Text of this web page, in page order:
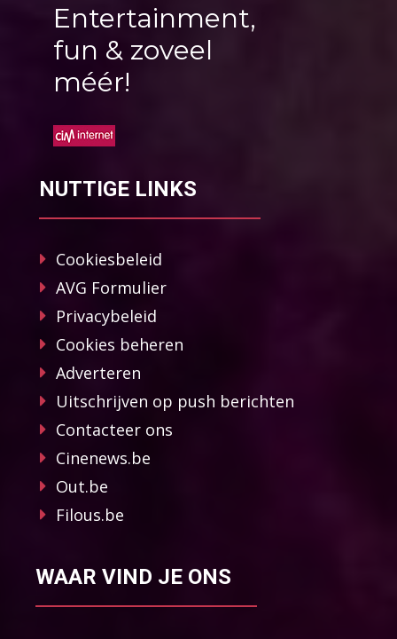
Entertainment,
fun & zoveel
méér!
NUTTIGE LINKS
Cookiesbeleid
AVG Formulier
Privacybeleid
Cookies beheren
Adverteren
Uitschrijven op push berichten
Contacteer ons
Cinenews.be
Out.be
Filous.be
WAAR VIND JE ONS